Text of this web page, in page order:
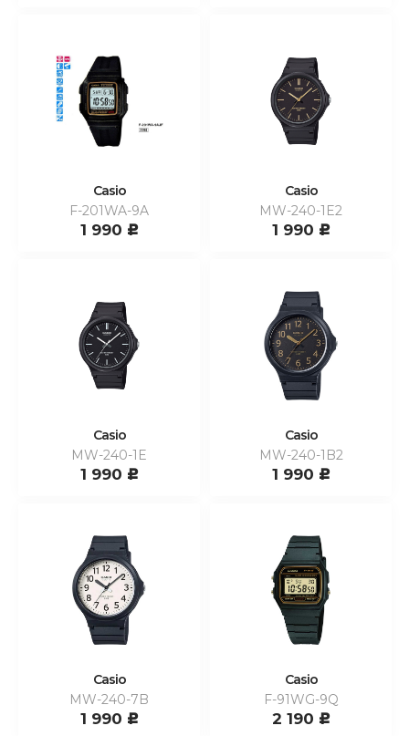
Casio
F-201WA-9A
1 990 c
Casio
MW-240-1E2
1 990 c
Casio
MW-240-1E
1 990 c
Casio
MW-240-1B2
1 990 c
Casio
MW-240-7B
1 990 c
Casio
F-91WG-9Q
2 190 c